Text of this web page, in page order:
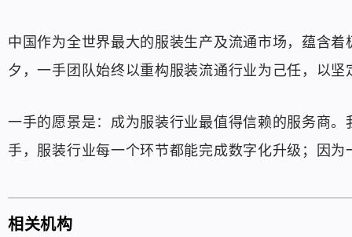
中国作为全世界最大的服装生产及流通市场，蕴含
夕，一手团队始终以重构服装流通行业为己任，以
一手的愿景是：成为服装行业最值得信赖的服务商
手，服装行业每一个环节都能完成数字化升级；因
相关机构